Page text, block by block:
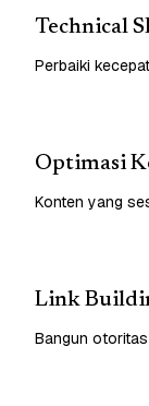
Technical
Perbaiki
Optimasi
Konten yang
Link
Bangun